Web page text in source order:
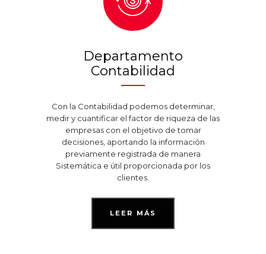
Departamento
Contabilidad
Con la Contabilidad podemos determinar,
medir y cuantificar el factor de riqueza de las
empresas con el objetivo de tomar
decisiones, aportando la información
previamente registrada de manera
Sistemática e útil proporcionada por los
clientes.
LEER MÁS